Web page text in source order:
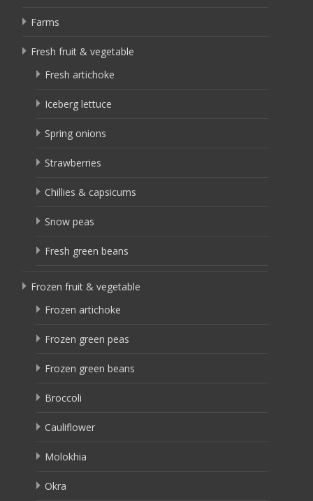
Farms
Fresh fruit & vegetable
Fresh artichoke
Iceberg lettuce
Spring onions
Strawberries
Chillies & capsicums
Snow peas
Fresh green beans
Frozen fruit & vegetable
Frozen artichoke
Frozen green peas
Frozen green beans
Broccoli
Cauliflower
Molokhia
Okra